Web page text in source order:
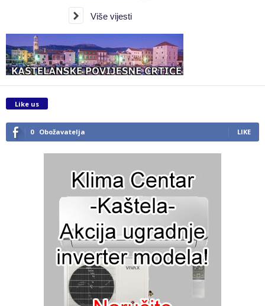
Više vijesti
Like us
0 Obožavatelja LIKE